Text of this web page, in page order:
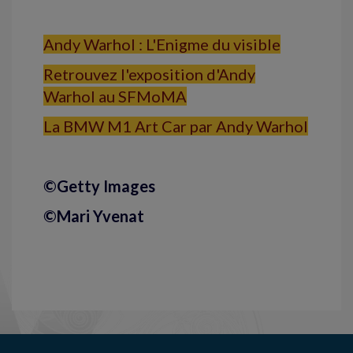
Andy Warhol : L'Enigme du visible
Retrouvez l'exposition d'Andy
Warhol au SFMoMA
La BMW M1 Art Car par Andy Warhol
©Getty Images
©Mari Yvenat